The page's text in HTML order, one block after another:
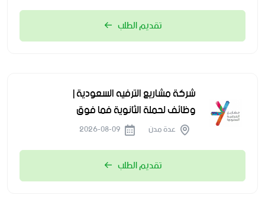
تقديم الطلب
شركة مشاريع الترفيه السعودية |
وظائف لحملة الثانوية فما فوق
عدة مدن
تقديم الطلب